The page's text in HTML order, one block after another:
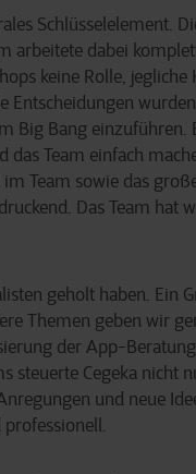
Schlüsselelement.
arbeitete dabei
keine Rolle,
Entscheidungen
Big Bang einzuführen.
Team einfach
Team sowie das
Das Team hat
geholt haben. Ein
Themen geben wir
der App-
steuerte Cegeka nicht
und neue